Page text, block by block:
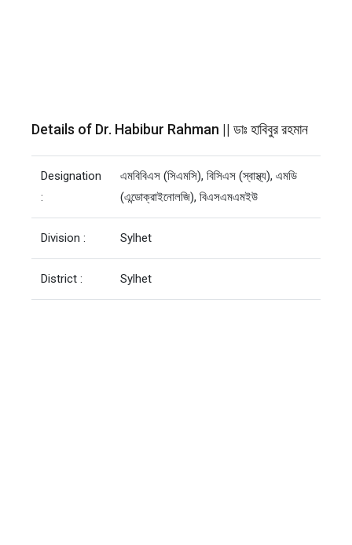
Details of Dr. Habibur Rahman || ডাঃ হাবিবুর রহমান
Designation
:
এমবিবিএস (সিএমসি), বিসিএস (স্বাস্থ্য), এমডি
(এন্ডোক্রাইনোলজি), বিএসএমএমইউ
Division : Sylhet
District : Sylhet